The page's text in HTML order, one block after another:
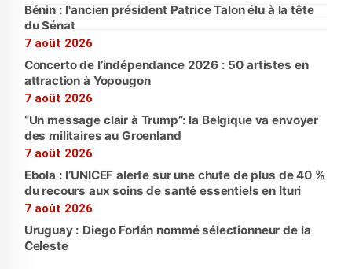
Bénin : l'ancien président Patrice Talon élu à la tête
du Sénat
7 août 2026
Concerto de l’indépendance 2026 : 50 artistes en
attraction à Yopougon
7 août 2026
“Un message clair à Trump”: la Belgique va envoyer
des militaires au Groenland
7 août 2026
Ebola : l’UNICEF alerte sur une chute de plus de 40 %
du recours aux soins de santé essentiels en Ituri
7 août 2026
Uruguay : Diego Forlán nommé sélectionneur de la
Celeste